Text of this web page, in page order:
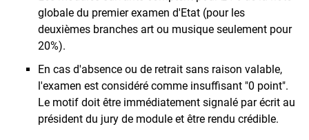
globale du premier examen d'Etat (pour les
deuxièmes branches art ou musique seulement pour
20%).
En cas d'absence ou de retrait sans raison valable,
l'examen est considéré comme insuffisant "0 point".
Le motif doit être immédiatement signalé par écrit au
président du jury de module et être rendu crédible.